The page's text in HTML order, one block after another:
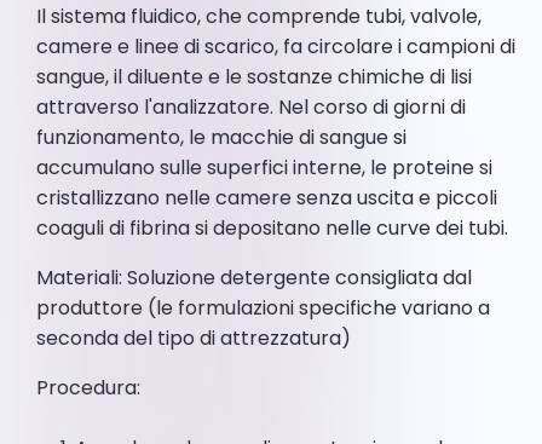
Il sistema fluidico, che comprende tubi, valvole,
camere e linee di scarico, fa circolare i campioni di
sangue, il diluente e le sostanze chimiche di lisi
attraverso l'analizzatore. Nel corso di giorni di
funzionamento, le macchie di sangue si
accumulano sulle superfici interne, le proteine si
cristallizzano nelle camere senza uscita e piccoli
coaguli di fibrina si depositano nelle curve dei tubi.
Materiali: Soluzione detergente consigliata dal
produttore (le formulazioni specifiche variano a
seconda del tipo di attrezzatura)
Procedura: